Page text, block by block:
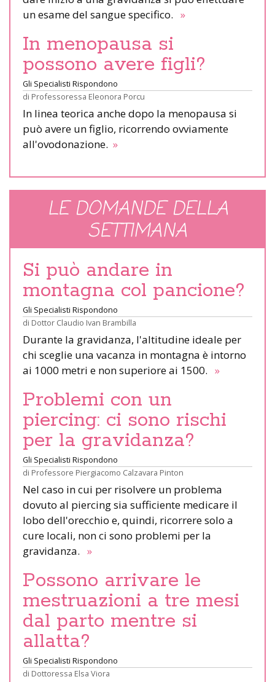
un esame del sangue specifico. »
In menopausa si
possono avere figli?
Gli Specialisti Rispondono
di Professoressa Eleonora Porcu
In linea teorica anche dopo la menopausa si
può avere un figlio, ricorrendo ovviamente
all'ovodonazione. »
LE DOMANDE DELLA
SETTIMANA
Si può andare in
montagna col pancione?
Gli Specialisti Rispondono
di Dottor Claudio Ivan Brambilla
Durante la gravidanza, l'altitudine ideale per
chi sceglie una vacanza in montagna è intorno
ai 1000 metri e non superiore ai 1500. »
Problemi con un
piercing: ci sono rischi
per la gravidanza?
Gli Specialisti Rispondono
di Professore Piergiacomo Calzavara Pinton
Nel caso in cui per risolvere un problema
dovuto al piercing sia sufficiente medicare il
lobo dell'orecchio e, quindi, ricorrere solo a
cure locali, non ci sono problemi per la
gravidanza. »
Possono arrivare le
mestruazioni a tre mesi
dal parto mentre si
allatta?
Gli Specialisti Rispondono
di Dottoressa Elsa Viora